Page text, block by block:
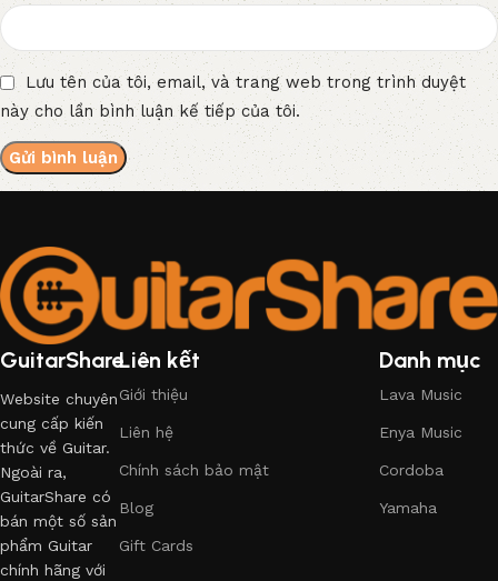
Lưu tên của tôi, email, và trang web trong trình duyệt
này cho lần bình luận kế tiếp của tôi.
GuitarShare
Website chuyên
cung cấp kiến
thức về Guitar.
Ngoài ra,
GuitarShare có
bán một số sản
phẩm Guitar
chính hãng với
Liên kết
Giới thiệu
Liên hệ
Chính sách bảo mật
Blog
Gift Cards
Danh mục
Lava Music
Enya Music
Cordoba
Yamaha